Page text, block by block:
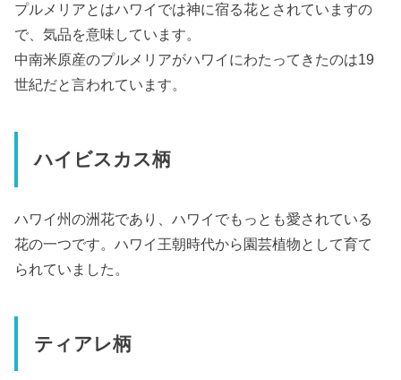
プルメリアとはハワイでは神に宿る花とされていますの
で、気品を意味しています。
中南米原産のプルメリアがハワイにわたってきたのは19
世紀だと言われています。
ハイビスカス柄
ハワイ州の洲花であり、ハワイでもっとも愛されている
花の一つです。ハワイ王朝時代から園芸植物として育て
られていました。
ティアレ柄